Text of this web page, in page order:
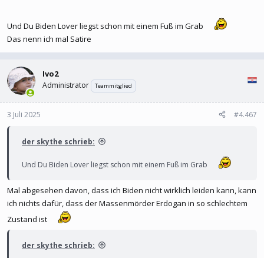
Und Du Biden Lover liegst schon mit einem Fuß im Grab
Das nenn ich mal Satire
Ivo2
Administrator Teammitglied
3 Juli 2025 #4.467
der skythe schrieb:
Und Du Biden Lover liegst schon mit einem Fuß im Grab
Mal abgesehen davon, dass ich Biden nicht wirklich leiden kann, kann
ich nichts dafür, dass der Massenmörder Erdogan in so schlechtem
Zustand ist
der skythe schrieb: